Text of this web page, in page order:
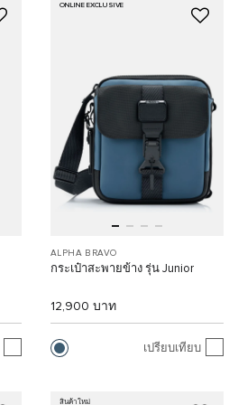
ONLINE EXCLUSIVE
ALPHA BRAVO
กระเป๋าสะพายข้าง รุ่น Junior
12,900 บาท
เปรียบเทียบ
สินค้าใหม่